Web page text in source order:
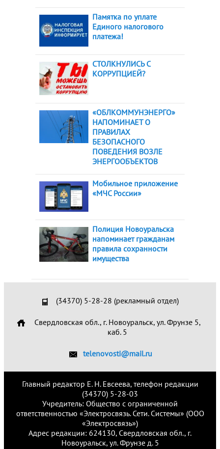
Памятка по уплате
Единого налогового
платежа!
СТОЛКНУЛИСЬ С
КОРРУПЦИЕЙ?
«ОБЛКОММУНЭНЕРГО»
НАПОМИНАЕТ О
ПРАВИЛАХ
БЕЗОПАСНОГО
ПОВЕДЕНИЯ ВОЗЛЕ
ЭНЕРГООБЪЕКТОВ
Мобильное приложение
«МЧС России»
Полиция Новоуральска
напоминает гражданам
правила сохранности
имущества
(34370) 5-28-28 (рекламный отдел)
Свердловская обл., г. Новоуральск, ул. Фрунзе 5,
каб. 5
telenovosti@mail.ru
Главный редактор Е. Н. Евсеева, телефон редакции
(34370) 5-28-03
Учредитель: Общество с ограниченной
ответственностью «Электросвязь. Сети. Системы» (ООО
«Электросвязь»)
Адрес редакции: 624130, Свердловская обл., г.
Новоуральск, ул. Фрунзе д. 5